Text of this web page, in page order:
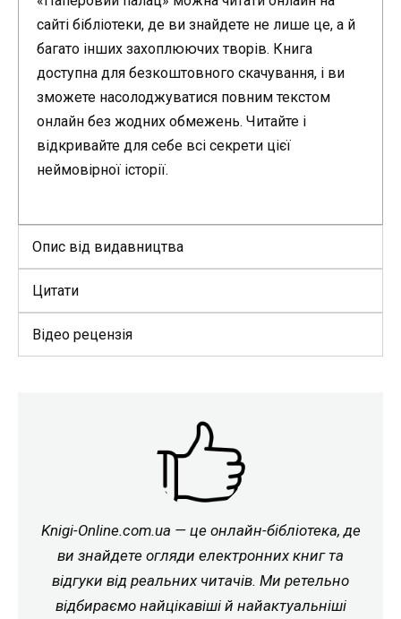
сайті бібліотеки, де ви знайдете не лише це, а й
багато інших захоплюючих творів. Книга
доступна для безкоштовного скачування, і ви
зможете насолоджуватися повним текстом
онлайн без жодних обмежень. Читайте і
відкривайте для себе всі секрети цієї
неймовірної історії.
Опис від видавництва
Цитати
Відео рецензія
Knigi-Online.com.ua — це онлайн-бібліотека, де
ви знайдете огляди електронних книг та
відгуки від реальних читачів. Ми ретельно
відбираємо найцікавіші й найактуальніші